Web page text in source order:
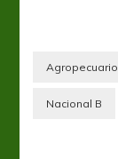
Agropecuario
Nacional B